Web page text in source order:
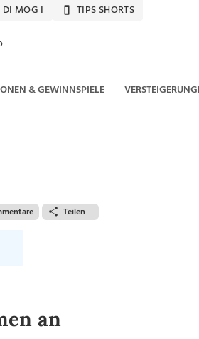
DI MOG I TIPS SHORTS
& GEWINNSPIELE
Teilen
an